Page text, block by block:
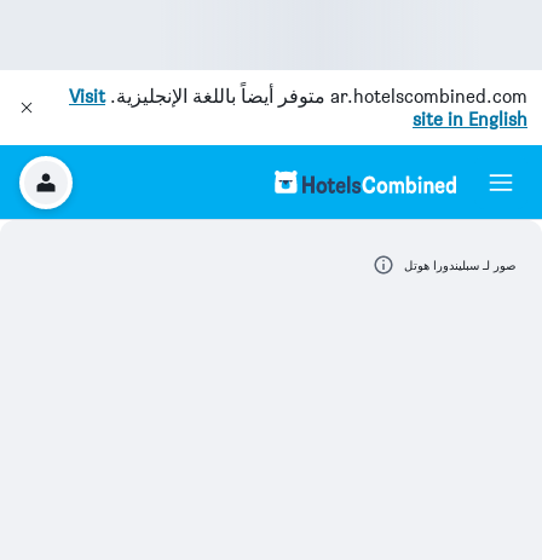
ar.hotelscombined.com متوفر أيضاً باللغة الإنجليزية.Visit
site in English
صور لـ سبليندورا هوتل